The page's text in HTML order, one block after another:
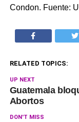
Condon. Fuente:
RELATED TOPICS:
UP NEXT
Guatemala
Abortos
DON'T MISS